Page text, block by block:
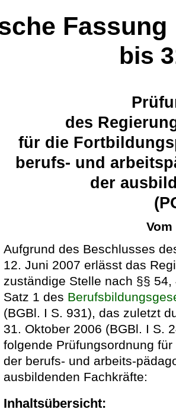
Fassung
bis
des
für die
berufs- und
der
Aufgrund des Beschlusses
12. Juni 2007 erlässt das
zuständige Stelle nach §§
Satz 1 des
(BGBl. I S. 931), das zuletzt
31. Oktober 2006 (BGBl. I S.
folgende Prüfungsordnung
der berufs- und arbeits-
ausbildenden Fachkräfte:
Inhaltsübersicht: